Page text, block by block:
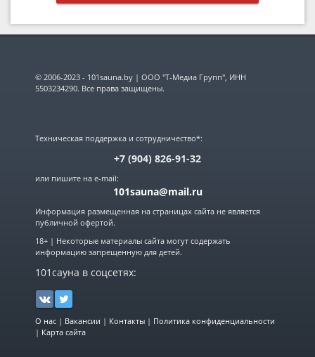
© 2006-2023 - 101sauna.by | ООО "Т-Медиа Групп", ИНН
5503234290. Все права защищены.
Техническая поддержка и сотрудничество*:
+7 (904) 826-91-32
или пишите на e-mail:
101sauna@mail.ru
Информация размещенная на страницах сайта не является
публичной офертой.
18+ | Некоторые материалы сайта могут содержать
информацию запрещенную для детей.
101сауна в соцсетях:
О нас | Вакансии | Контакты | Политика конфиденциальности
| Карта сайта